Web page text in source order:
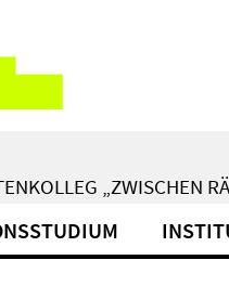
„ZWISCHEN